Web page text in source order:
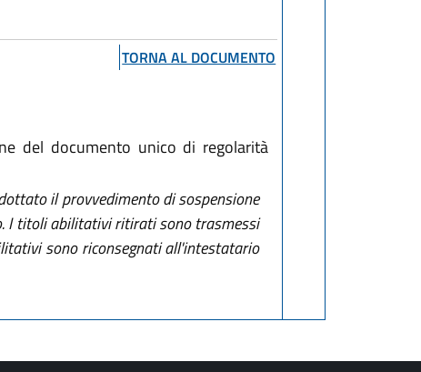
TORNA AL DOCUMENTO
del documento unico di regolarità
il provvedimento di sospensione
I titoli abilitativi ritirati sono trasmessi
sono riconsegnati all'intestatario